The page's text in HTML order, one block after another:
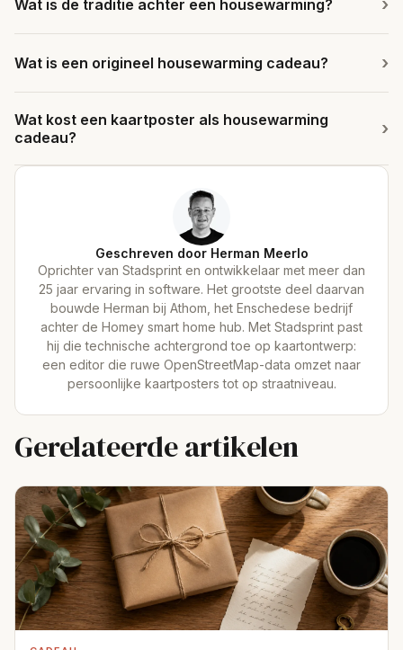
Wat is de traditie achter een housewarming?
Wat is een origineel housewarming cadeau?
Wat kost een kaartposter als housewarming
cadeau?
Geschreven door Herman Meerlo
Oprichter van Stadsprint en ontwikkelaar met meer dan
25 jaar ervaring in software. Het grootste deel daarvan
bouwde Herman bij Athom, het Enschedese bedrijf
achter de Homey smart home hub. Met Stadsprint past
hij die technische achtergrond toe op kaartontwerp:
een editor die ruwe OpenStreetMap-data omzet naar
persoonlijke kaartposters tot op straatniveau.
Gerelateerde artikelen